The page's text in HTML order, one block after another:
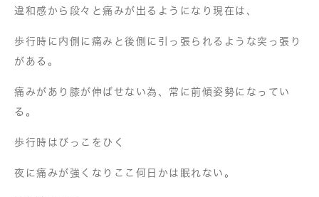
違和感から段々と痛みが出るようになり現在は、
歩行時に内側に痛みと後側に引っ張られるような突っ張り
がある。
痛みがあり膝が伸ばせない為、常に前傾姿勢になってい
る。
歩行時はびっこをひく
夜に痛みが強くなりここ何日かは眠れない。